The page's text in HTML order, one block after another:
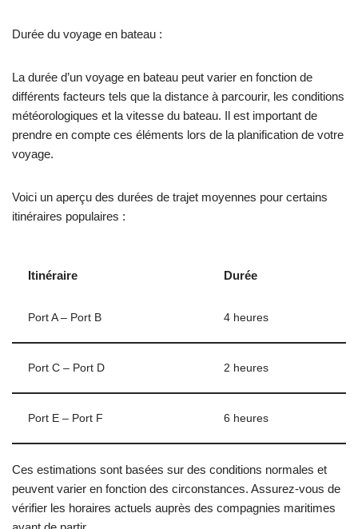
Durée du voyage en bateau :
La durée d’un voyage en bateau peut varier en fonction de
différents facteurs tels que la distance à parcourir, les conditions
météorologiques et la vitesse du bateau. Il est important de
prendre en compte ces éléments lors de la planification de votre
voyage.
Voici un aperçu des durées de trajet moyennes pour certains
itinéraires populaires :
Itinéraire Durée
Port A – Port B 4 heures
Port C – Port D 2 heures
Port E – Port F 6 heures
Ces estimations sont basées sur des conditions normales et
peuvent varier en fonction des circonstances. Assurez-vous de
vérifier les horaires actuels auprès des compagnies maritimes